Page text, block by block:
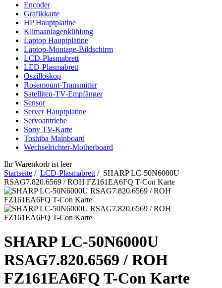
Encoder
Grafikkarte
HP Hauptplatine
Klimaanlagenkühlung
Laptop Hauptplatine
Laptop-Montage-Bildschirm
LCD-Plasmabrett
LED-Plasmabrett
Oszilloskop
Rosemount-Transmitter
Satelliten-TV-Empfänger
Sensor
Server Hauptplatine
Servoantriebe
Sony TV-Karte
Toshiba Mainboard
Wechselrichter-Motherboard
Ihr Warenkorb ist leer
Startseite / LCD-Plasmabrett / SHARP LC-50N6000U
RSAG7.820.6569 / ROH FZ161EA6FQ T-Con Karte
SHARP LC-50N6000U
RSAG7.820.6569 / ROH
FZ161EA6FQ T-Con Karte